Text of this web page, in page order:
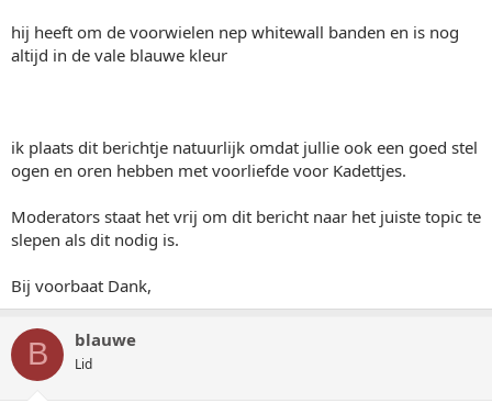
hij heeft om de voorwielen nep whitewall banden en is nog
altijd in de vale blauwe kleur
ik plaats dit berichtje natuurlijk omdat jullie ook een goed stel
ogen en oren hebben met voorliefde voor Kadettjes.
Moderators staat het vrij om dit bericht naar het juiste topic te
slepen als dit nodig is.
Bij voorbaat Dank,
B blauwe
Lid